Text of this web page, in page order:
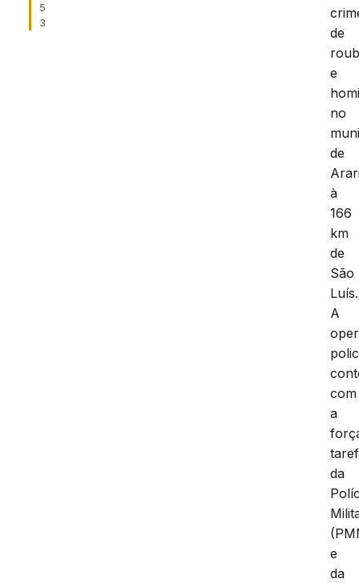
5
3
de
e
no
de
à
166
km
de
São
A
com
a
da
e
da